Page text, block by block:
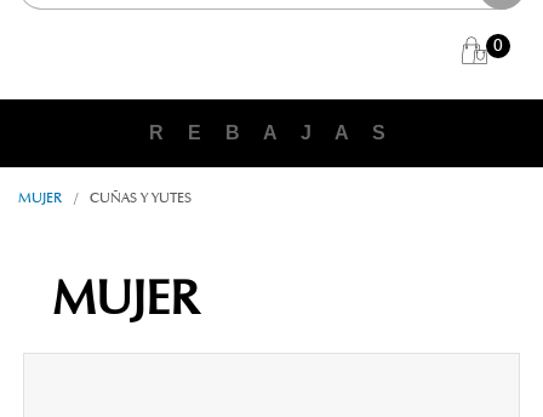
0
R E B A J A S
MUJER / CUÑAS Y YUTES
MUJER